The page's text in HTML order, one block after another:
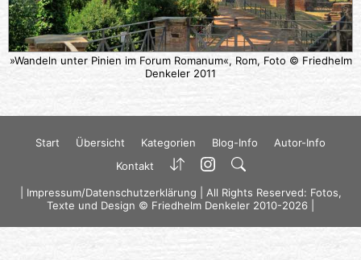
»Wandeln unter Pinien im Forum Romanum«, Rom, Foto © Friedhelm
Denkeler 2011
Start Übersicht Kategorien Blog-Info
Autor-Info
Kontakt
Impressum/Datenschutzerklärung | All Rights Reserved: Fotos,
Texte und Design © Friedhelm Denkeler 2010-2026 |